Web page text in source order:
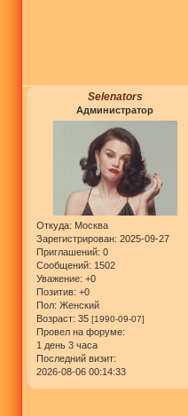
Selenators
Администратор
Откуда: Москва
Зарегистрирован: 2025-09-27
Приглашений: 0
Сообщений: 1502
Уважение: +0
Позитив: +0
Пол: Женский
Возраст: 35 [1990-09-07]
Провел на форуме:
1 день 3 часа
Последний визит:
2026-08-06 00:14:33